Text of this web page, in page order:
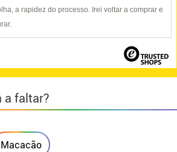
a rapidez do processo. Irei voltar a comprar e
a faltar?
Macacão